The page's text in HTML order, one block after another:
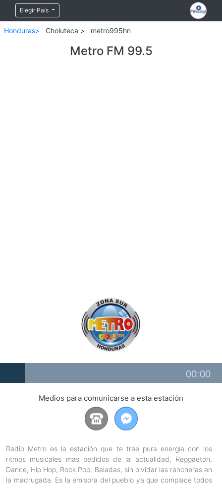
Elegir País
Honduras> Choluteca > metro995hn
Metro FM 99.5
Player
00:00
Medios para comunicarse a esta estación
Radio Metro es la estación que te trae pura energía con los
ritmos musicales mas pedidos de la actualidad, Reggaeton,
Dance, Hip Hop, Rock Pop, Baladas, sin olvidar las rancheras en
la madrugada. Es la emisora del pueblo ya que complace todos